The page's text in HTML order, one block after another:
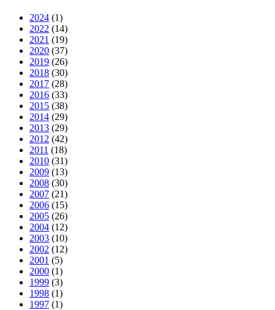
2024 (1)
2022 (14)
2021 (19)
2020 (37)
2019 (26)
2018 (30)
2017 (28)
2016 (33)
2015 (38)
2014 (29)
2013 (29)
2012 (42)
2011 (18)
2010 (31)
2009 (13)
2008 (30)
2007 (21)
2006 (15)
2005 (26)
2004 (12)
2003 (10)
2002 (12)
2001 (5)
2000 (1)
1999 (3)
1998 (1)
1997 (1)